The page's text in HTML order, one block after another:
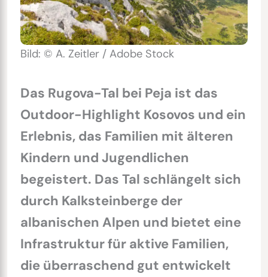
Bild: © A. Zeitler / Adobe Stock
Das Rugova-Tal bei Peja ist das
Outdoor-Highlight Kosovos und ein
Erlebnis, das Familien mit älteren
Kindern und Jugendlichen
begeistert. Das Tal schlängelt sich
durch Kalksteinberge der
albanischen Alpen und bietet eine
Infrastruktur für aktive Familien,
die überraschend gut entwickelt